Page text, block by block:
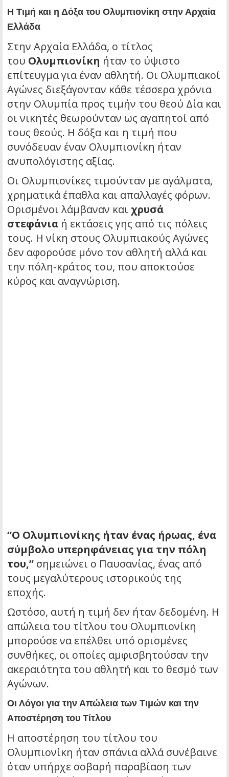
Η Τιμή και η Δόξα του Ολυμπιονίκη στην Αρχαία
Ελλάδα
Στην Αρχαία Ελλάδα, ο τίτλος
του Ολυμπιονίκη ήταν το ύψιστο
επίτευγμα για έναν αθλητή. Οι Ολυμπιακοί
Αγώνες διεξάγονταν κάθε τέσσερα χρόνια
στην Ολυμπία προς τιμήν του θεού Δία και
οι νικητές θεωρούνταν ως αγαπητοί από
τους θεούς. Η δόξα και η τιμή που
συνόδευαν έναν Ολυμπιονίκη ήταν
ανυπολόγιστης αξίας.
Οι Ολυμπιονίκες τιμούνταν με αγάλματα,
χρηματικά έπαθλα και απαλλαγές φόρων.
Ορισμένοι λάμβαναν και χρυσά
στεφάνια ή εκτάσεις γης από τις πόλεις
τους. Η νίκη στους Ολυμπιακούς Αγώνες
δεν αφορούσε μόνο τον αθλητή αλλά και
την πόλη-κράτος του, που αποκτούσε
κύρος και αναγνώριση.
“Ο Ολυμπιονίκης ήταν ένας ήρωας, ένα
σύμβολο υπερηφάνειας για την πόλη
του,” σημειώνει ο Παυσανίας, ένας από
τους μεγαλύτερους ιστορικούς της
εποχής.
Ωστόσο, αυτή η τιμή δεν ήταν δεδομένη. Η
απώλεια του τίτλου του Ολυμπιονίκη
μπορούσε να επέλθει υπό ορισμένες
συνθήκες, οι οποίες αμφισβητούσαν την
ακεραιότητα του αθλητή και το θεσμό των
Αγώνων.
Οι Λόγοι για την Απώλεια των Τιμών και την
Αποστέρηση του Τίτλου
Η αποστέρηση του τίτλου του
Ολυμπιονίκη ήταν σπάνια αλλά συνέβαινε
όταν υπήρχε σοβαρή παραβίαση των